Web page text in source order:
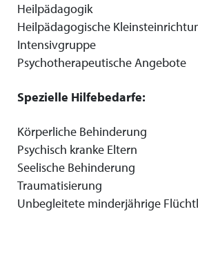
Heilpädagogik
Heilpädagogische
Intensivgruppe
Psychotherapeutische Angebote
Spezielle Hilfebedarfe:
Körperliche Behinderung
Psychisch kranke Eltern
Seelische Behinderung
Traumatisierung
Unbegleitete minderjährige